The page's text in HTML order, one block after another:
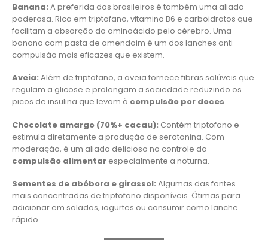
Banana: A preferida dos brasileiros é também uma aliada
poderosa. Rica em triptofano, vitamina B6 e carboidratos que
facilitam a absorção do aminoácido pelo cérebro. Uma
banana com pasta de amendoim é um dos lanches anti-
compulsão mais eficazes que existem.
Aveia: Além de triptofano, a aveia fornece fibras solúveis que
regulam a glicose e prolongam a saciedade reduzindo os
picos de insulina que levam à compulsão por doces.
Chocolate amargo (70%+ cacau): Contém triptofano e
estimula diretamente a produção de serotonina. Com
moderação, é um aliado delicioso no controle da
compulsão alimentar especialmente a noturna.
Sementes de abóbora e girassol: Algumas das fontes
mais concentradas de triptofano disponíveis. Ótimas para
adicionar em saladas, iogurtes ou consumir como lanche
rápido.